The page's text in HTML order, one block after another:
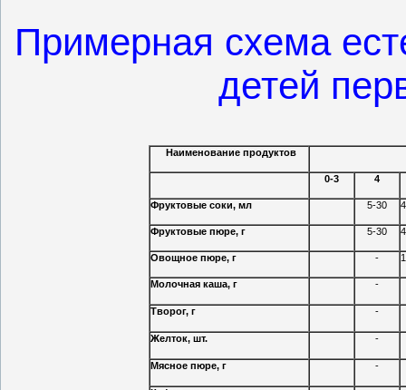
Примерная схема
детей
Наименование продуктов
0-3 4
Фруктовые соки, мл 5-30
Фруктовые пюре, г 5-30
Овощное пюре, г -
Молочная каша, г -
Творог, г -
Желток, шт. -
Мясное пюре, г -